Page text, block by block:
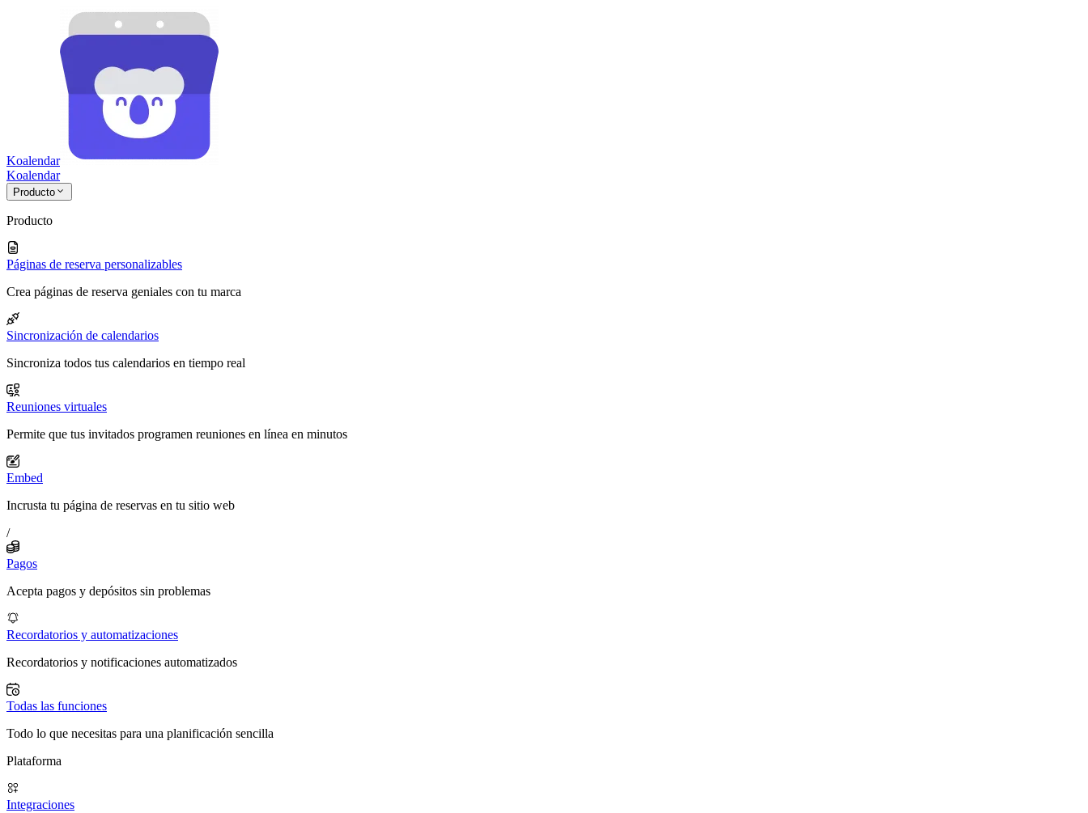
Koalendar
Koalendar
Producto
Producto
Páginas de reserva personalizables
Crea páginas de reserva geniales con tu marca
Sincronización de calendarios
Sincroniza todos tus calendarios en tiempo real
Reuniones virtuales
Permite que tus invitados programen reuniones en línea en minutos
Embed
Incrusta tu página de reservas en tu sitio web
/
Pagos
Acepta pagos y depósitos sin problemas
Recordatorios y automatizaciones
Recordatorios y notificaciones automatizados
Todas las funciones
Todo lo que necesitas para una planificación sencilla
Plataforma
Integraciones